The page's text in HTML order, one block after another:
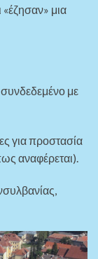
μια
με
για προστασία
αναφέρεται).